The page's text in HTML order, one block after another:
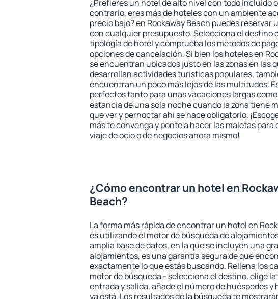
¿Prefieres un hotel de alto nivel con todo incluido
contrario, eres más de hoteles con un ambiente
precio bajo? en Rockaway Beach puedes reservar
con cualquier presupuesto. Selecciona el destino
tipología de hotel y comprueba los métodos de
opciones de cancelación. Si bien los hoteles en
se encuentran ubicados justo en las zonas en las
desarrollan actividades turísticas populares,
encuentran un poco más lejos de las multitudes.
perfectos tanto para unas vacaciones largas
estancia de una sola noche cuando la zona tiene
que ver y pernoctar ahí se hace obligatorio.
más te convenga y ponte a hacer las maletas
viaje de ocio o de negocios ahora mismo!
¿Cómo encontrar un hotel en
Beach?
La forma más rápida de encontrar un hotel en
es utilizando el motor de búsqueda de
amplia base de datos, en la que se incluyen una
alojamientos, es una garantía segura de que
exactamente lo que estás buscando. Rellena los
motor de búsqueda - selecciona el destino, elige
entrada y salida, añade el número de huéspedes y
ya está. Los resultados de la búsqueda te